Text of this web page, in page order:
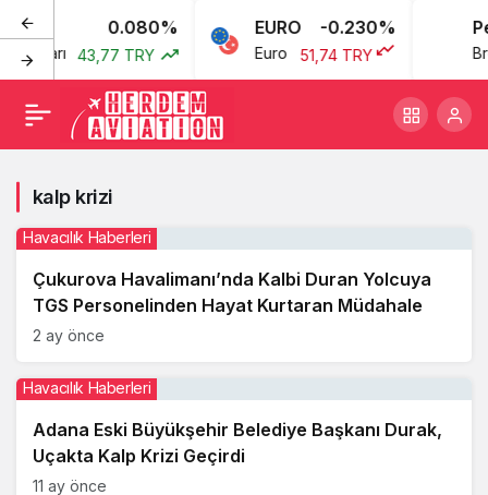
0.080%
Doları 43,77 TRY
EURO -0.230%
Euro 51,74 TRY
kalp krizi
Çukurova Havalimanı’nda Kalbi Duran Yolcuya
TGS Personelinden Hayat Kurtaran Müdahale
Havacılık Haberleri
2 ay önce
Adana Eski Büyükşehir Belediye Başkanı Durak,
Uçakta Kalp Krizi Geçirdi
Havacılık Haberleri
11 ay önce